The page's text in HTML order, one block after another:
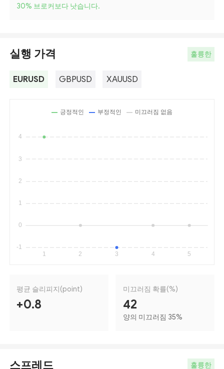
30% 브로커보다 낫습니다.
실행 가격 훌륭한
EURUSD GBPUSD XAUUSD
평균 슬리피지(point)
+0.8
미끄러짐 확률(%)
42
양의 미끄러짐 35%
스프레드 훌륭한